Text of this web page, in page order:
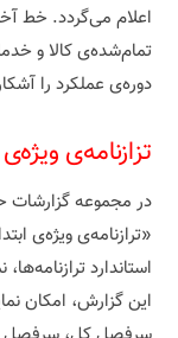
اعلام می‌گردد. خط
تمام‌شده‌ی کالا و
دوره‌ی عملکرد را
تزازنامه‌‌ی
در مجموعه‌ گزارشات
«ترازنامه‌ی ویژه‌ی
استاندارد
این گزارش، امکان